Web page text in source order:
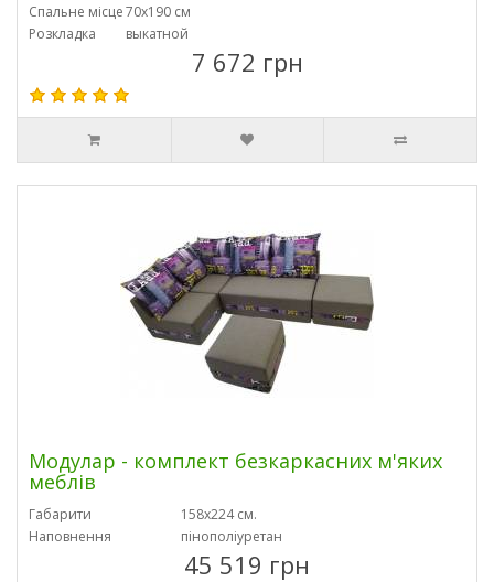
Спальне місце70х190 см
Розкладка
выкатной
7 672 грн
Модулар - комплект безкаркасних м'яких
меблів
Габарити
158х224 см.
Наповнення
пінополіуретан
45 519 грн